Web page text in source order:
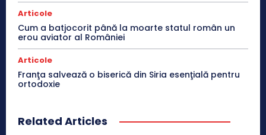
Articole
Cum a batjocorit până la moarte statul român un
erou aviator al României
Articole
Franţa salvează o biserică din Siria esenţială pentru
ortodoxie
Related Articles